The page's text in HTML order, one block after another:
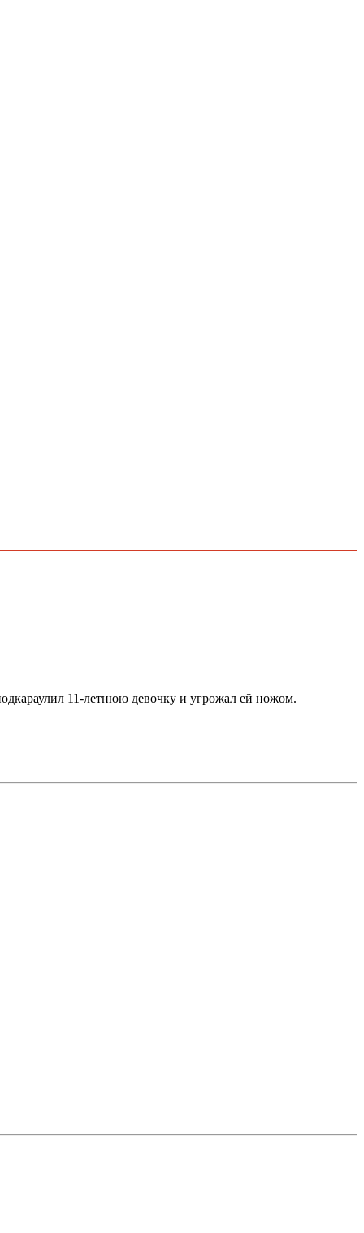
11-летнюю девочку и угрожал ей ножом.